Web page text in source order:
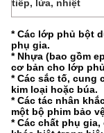
tiếp, lửa, nhiệt
* Các lớp phủ bột
phụ gia.
* Nhựa (bao gồm
cơ bản cho lớp
* Các sắc tố, cung
kim loại hoặc búa.
* Các tác nhân
một bộ phim bảo
* Các chất phụ